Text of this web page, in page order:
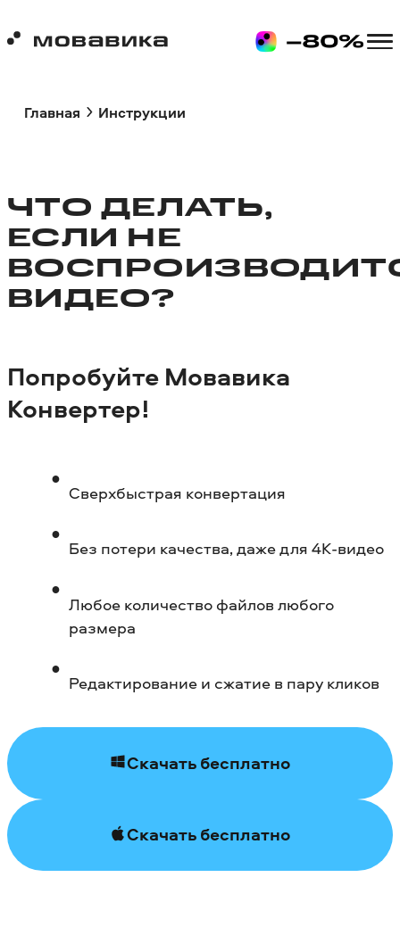
Главная Инструкции
ЧТО ДЕЛАТЬ,
ЕСЛИ НЕ
ВИДЕО?
Попробуйте Мовавика
Конвертер!
Сверхбыстрая конвертация
Без потери качества, даже для 4К-видео
Любое количество файлов любого
размера
Редактирование и сжатие в пару кликов
Скачать бесплатно
Скачать бесплатно